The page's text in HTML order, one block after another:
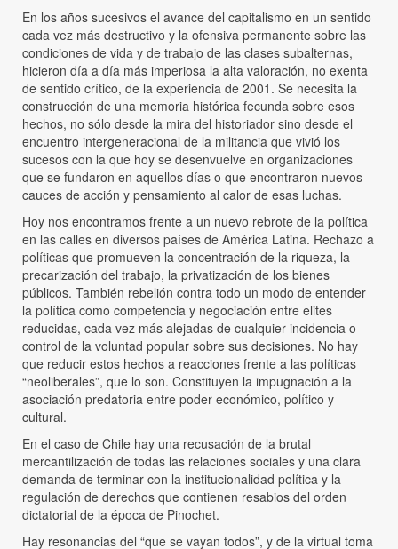
En los años sucesivos el avance del capitalismo en un sentido
cada vez más destructivo y la ofensiva permanente sobre las
condiciones de vida y de trabajo de las clases subalternas,
hicieron día a día más imperiosa la alta valoración, no exenta
de sentido crítico, de la experiencia de 2001. Se necesita la
construcción de una memoria histórica fecunda sobre esos
hechos, no sólo desde la mira del historiador sino desde el
encuentro intergeneracional de la militancia que vivió los
sucesos con la que hoy se desenvuelve en organizaciones
que se fundaron en aquellos días o que encontraron nuevos
cauces de acción y pensamiento al calor de esas luchas.
Hoy nos encontramos frente a un nuevo rebrote de la política
en las calles en diversos países de América Latina. Rechazo a
políticas que promueven la concentración de la riqueza, la
precarización del trabajo, la privatización de los bienes
públicos. También rebelión contra todo un modo de entender
la política como competencia y negociación entre elites
reducidas, cada vez más alejadas de cualquier incidencia o
control de la voluntad popular sobre sus decisiones. No hay
que reducir estos hechos a reacciones frente a las políticas
“neoliberales”, que lo son. Constituyen la impugnación a la
asociación predatoria entre poder económico, político y
cultural.
En el caso de Chile hay una recusación de la brutal
mercantilización de todas las relaciones sociales y una clara
demanda de terminar con la institucionalidad política y la
regulación de derechos que contienen resabios del orden
dictatorial de la época de Pinochet.
Hay resonancias del “que se vayan todos”, y de la virtual toma